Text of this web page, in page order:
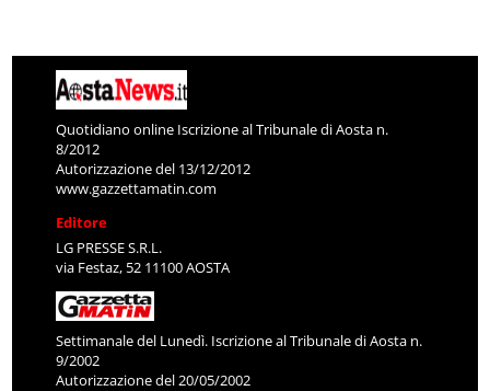
Quotidiano online Iscrizione al Tribunale di Aosta n.
8/2012
Autorizzazione del 13/12/2012
www.gazzettamatin.com
Editore
LG PRESSE S.R.L.
via Festaz, 52 11100 AOSTA
Settimanale del Lunedì. Iscrizione al Tribunale di Aosta n.
9/2002
Autorizzazione del 20/05/2002